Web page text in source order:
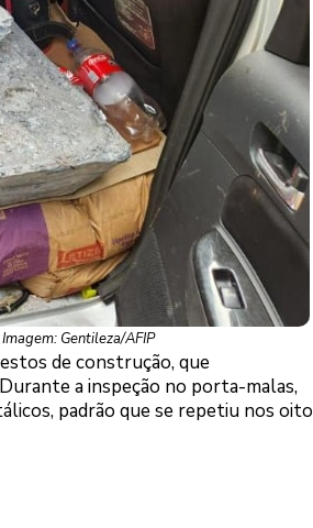
Gentileza/AFIP
de construção, que
a inspeção no porta-malas,
padrão que se repetiu nos oito